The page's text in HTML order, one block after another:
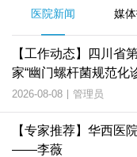
医院新闻 媒
【工作动态】四川省
家“幽门螺杆菌规范化
2026-08-08 | 管理员
【专家推荐】华西医
——李薇